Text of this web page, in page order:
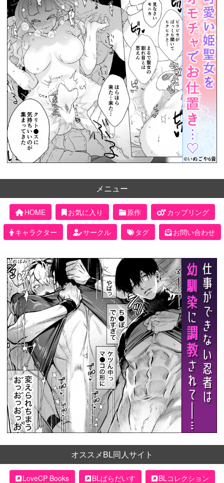
メニュー
HOME お気に入り 原作
カップリング
キャラクター
サークル タグ お問い合わせ
オススメBL同人サイト
LoveCP Books BLぱらだいす
BLコレクション